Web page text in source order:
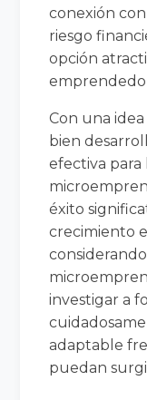
conexión
riesgo
opción
Con una
bien
efectiva para
éxito
crecimiento
investigar a
adaptable
puedan